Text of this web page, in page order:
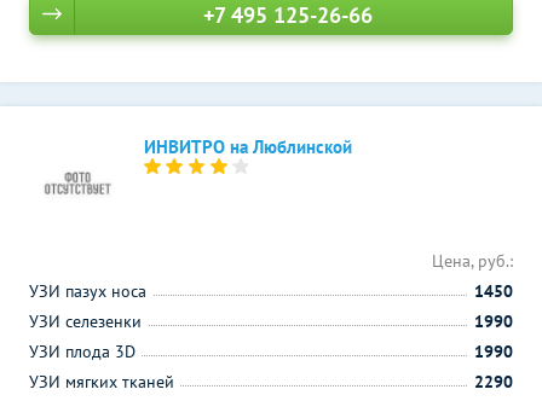
+7 495 125-26-66
ИНВИТРО на Люблинской
Цена, руб.:
УЗИ пазух носа
1450
УЗИ селезенки
1990
УЗИ плода 3D
1990
УЗИ мягких тканей
2290